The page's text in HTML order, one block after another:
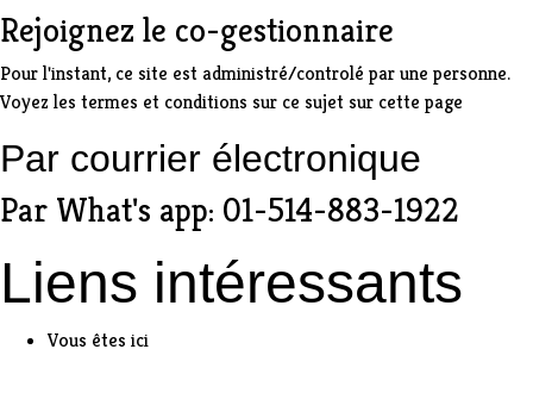
Rejoignez le co-gestionnaire
Pour l'instant, ce site est administré/controlé par une personne.
Voyez les termes et conditions sur ce sujet sur cette page
Par courrier électronique
Par What's app: 01-514-883-1922
Liens intéressants
Vous êtes ici